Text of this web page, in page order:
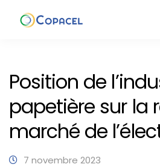
Position de
papetière sur la
marché de
7 novembre 2023